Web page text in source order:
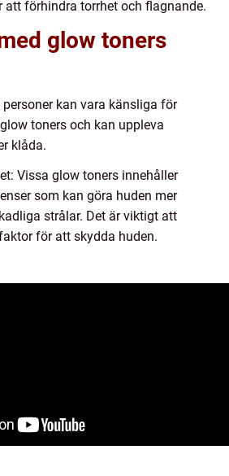
att förhindra torrhet och flagnande.
glow toners
kan vara känsliga för
toners och kan uppleva
klåda.
Vissa glow toners innehåller
som kan göra huden mer
strålar. Det är viktigt att
för att skydda huden.